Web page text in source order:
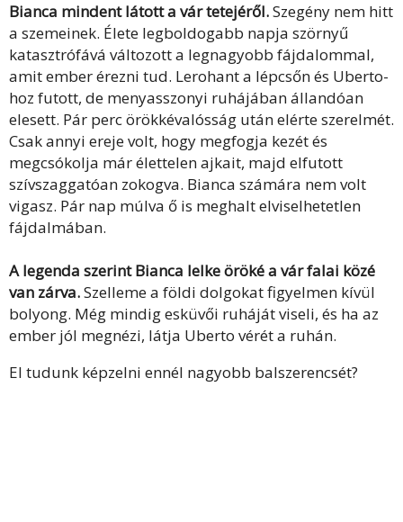
Bianca mindent látott a vár tetejéről.Szegény nem hitt
a szemeinek. Élete legboldogabb napja szörnyű
katasztrófává változott a legnagyobb fájdalommal,
amit ember érezni tud. Lerohant a lépcsőn és Uberto-
hoz futott, de menyasszonyi ruhájában állandóan
elesett. Pár perc örökkévalósság után elérte szerelmét.
Csak annyi ereje volt, hogy megfogja kezét és
megcsókolja már élettelen ajkait, majd elfutott
szívszaggatóan zokogva. Bianca számára nem volt
vigasz. Pár nap múlva ő is meghalt elviselhetetlen
fájdalmában.
A legenda szerint Bianca lelke öröké a vár falai közé
van zárva.Szelleme a földi dolgokat figyelmen kívül
bolyong. Még mindig esküvői ruháját viseli, és ha az
ember jól megnézi, látja Uberto vérét a ruhán.
El tudunk képzelni ennél nagyobb balszerencsét?